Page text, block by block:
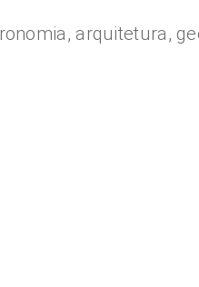
arquitetura,